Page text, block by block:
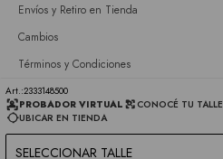
2333148500
PROBADOR VIRTUAL
CONOCÉ TU TALLE
UBICAR EN TIENDA
SELECCIONAR TALLE
Envíos y Retiro en Tienda
Cambios
Términos y Condiciones
GIFT CARD
Empresa